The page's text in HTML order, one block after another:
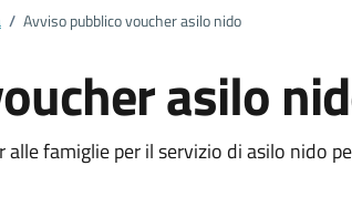
/ Avviso pubblico voucher asilo nido
asilo
famiglie per il servizio di asilo nido